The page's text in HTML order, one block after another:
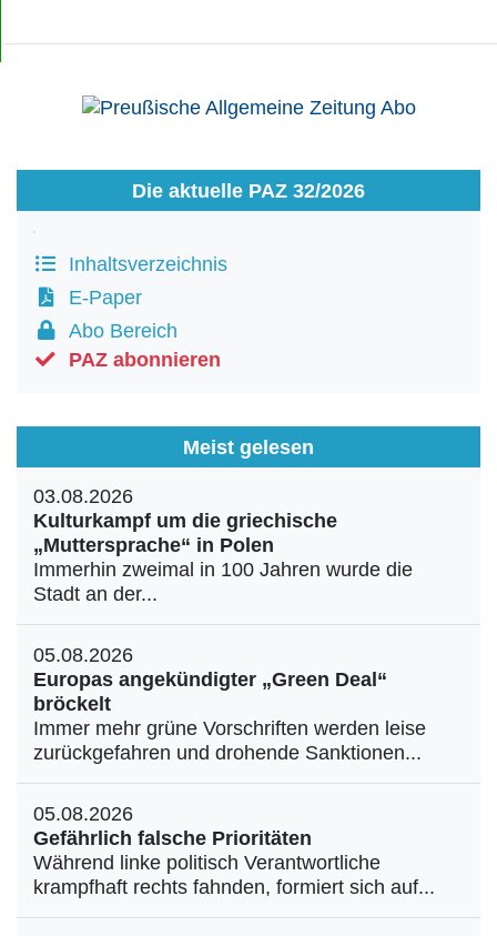
Die aktuelle PAZ 32/2026
Inhaltsverzeichnis
E-Paper
Abo Bereich
PAZ abonnieren
Meist gelesen
03.08.2026
Kulturkampf um die griechische
„Muttersprache“ in Polen
Immerhin zweimal in 100 Jahren wurde die
Stadt an der...
05.08.2026
Europas angekündigter „Green Deal“
bröckelt
Immer mehr grüne Vorschriften werden leise
zurückgefahren und drohende Sanktionen...
05.08.2026
Gefährlich falsche Prioritäten
Während linke politisch Verantwortliche
krampfhaft rechts fahnden, formiert sich auf...